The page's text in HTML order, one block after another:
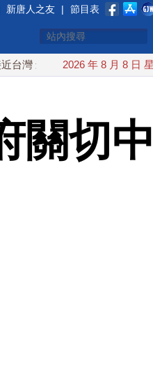
新唐人之友 | 節目表
快9日可能登陸中國 台灣
2026 年 8 月 8 日
關切中